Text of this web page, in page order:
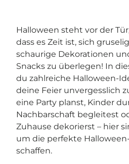
Support
Halloween steht vor der
dass es Zeit ist, sich
schaurige Dekorationen
Snacks zu überlegen! In
du zahlreiche Halloween-
deine Feier unvergesslich
eine Party planst, Kinder
Nachbarschaft begleitest
Zuhause dekorierst – hier
um die perfekte
schaffen.